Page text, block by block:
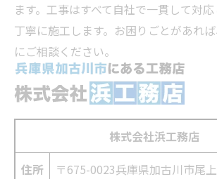
ます。工事はすべて自社で一貫して対
丁寧に施工します。お困りごとがあれ
にご相談ください。
株式会社浜工務店
住所
〒675-0023兵庫県加古川市尾